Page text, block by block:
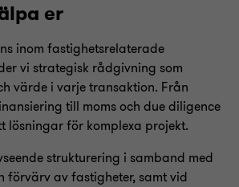
er
inom fastighetsrelaterade
vi strategisk rådgivning som
värde i varje transaktion. Från
till moms och due diligence
lösningar för komplexa projekt.
strukturering i samband med
förvärv av fastigheter, samt vid